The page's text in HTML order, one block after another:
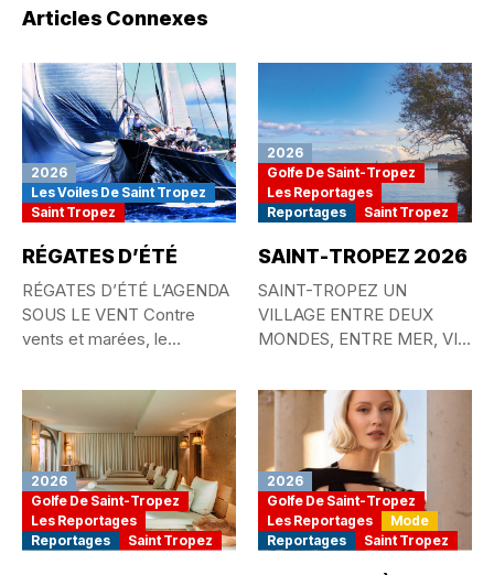
Articles Connexes
2026
Les Voiles De Saint Tropez
Saint Tropez
RÉGATES D’ÉTÉ
RÉGATES D’ÉTÉ L’AGENDA
SOUS LE VENT Contre
vents et marées, le
2026
Golfe De Saint-Tropez
Les Reportages
Reportages
Saint Tropez
SAINT-TROPEZ 2026
SAINT-TROPEZ UN
VILLAGE ENTRE DEUX
MONDES, ENTRE MER, VIE
MYTHE...
2026
Golfe De Saint-Tropez
Les Reportages
Reportages
Saint Tropez
2026
Golfe De Saint-Tropez
Les Reportages
Mode
Reportages
Saint Tropez